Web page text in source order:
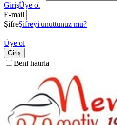
GirişÜye ol
E-mail
ŞifreŞifreyi unuttunuz mu?
Üye ol
Giriş
Beni hatırla